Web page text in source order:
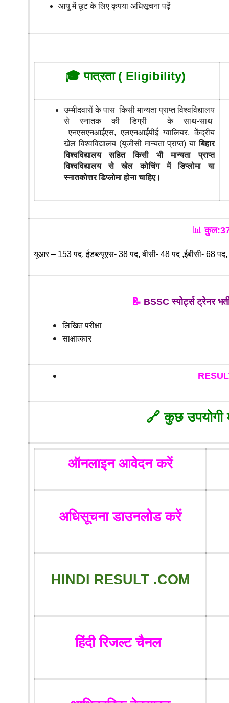
आयु में छूट के लिए कृपया अधिसूचना पढ़ें
🎓 पात्रता ( Eligibility)
उम्मीदवारों के पास किसी मान्यता प्राप्त विश्वविद्यालय
से स्नातक की डिग्री के साथ-साथ
एनएसएनआईएस, एलएनआईपीई ग्वालियर, केंद्रीय
खेल विश्वविद्यालय (यूजीसी मान्यता प्राप्त) याबिहार
विश्वविद्यालय सहित किसी भी मान्यता प्राप्त
विश्वविद्यालय से खेल कोचिंग में डिप्लोमा या
स्नातकोत्तर डिप्लोमा होना चाहिए।
📊
यूआर – 153 पद,ईडब्ल्यूएस- 38 पद,बीसी- 48 पद ,ईबीसी- 68 पद,
📝 BSSC स्पोर्ट्स ट्रेनर
लिखित परीक्षा
साक्षात्कार
🔗कुछ उपयोगी
ऑनलाइन आवेदन करें
अधिसूचना डाउनलोड करें
HINDI RESULT .COM
हिंदी रिजल्ट चैनल